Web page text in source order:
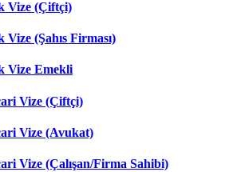
Vize (Çiftçi)
(Şahıs Firması)
Vize Emekli
Vize (Çiftçi)
Vize (Avukat)
Vize (Çalışan/Firma Sahibi)